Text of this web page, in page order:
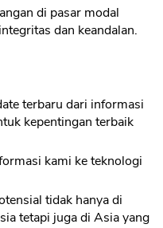
di pasar modal
dan keandalan.
terbaru dari informasi
kepentingan terbaik
kami ke teknologi
tidak hanya di
tetapi juga di Asia yang